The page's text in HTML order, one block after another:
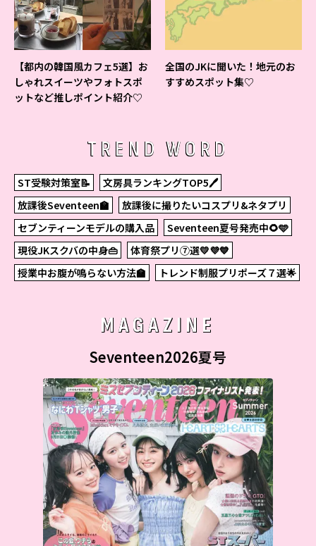
【都内の韓国風カフェ5選】お
しゃれスイーツやフォトスポ
ットなど推しポイント紹介♡
全国のJKに聞いた！地元のお
すすめスポット集♡
TREND WORD
ST受験対策室📝
文房具ランキングTOP5🖊
放課後Seventeen🏫
放課後に撮りたいコスプリ&ネタプリ
セブンティーンモデルの購入品
Seventeen夏号発売中🌻🩵
現役JKスクバの中身👜
体育祭プリ⑦選💛💜💙
授業中お腹が鳴らない方法🏫
トレンド制服プリポーズ７選🌟
MAGAZINE
Seventeen2026夏号